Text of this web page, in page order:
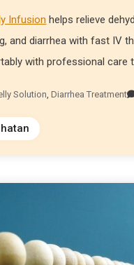
Infusion helps relieve
and diarrhea with fast IV
with professional care
Solution,Diarrhea Treatment